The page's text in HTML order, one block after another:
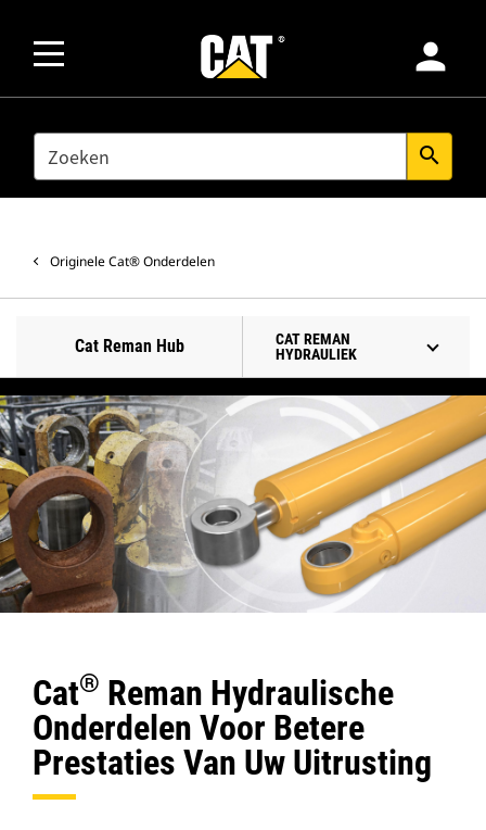
person
SEARCH search
Originele Cat® Onderdelen
Cat Reman Hub
CAT REMAN
HYDRAULIEK
Cat® Reman Hydraulische
Onderdelen Voor Betere
Prestaties Van Uw Uitrusting